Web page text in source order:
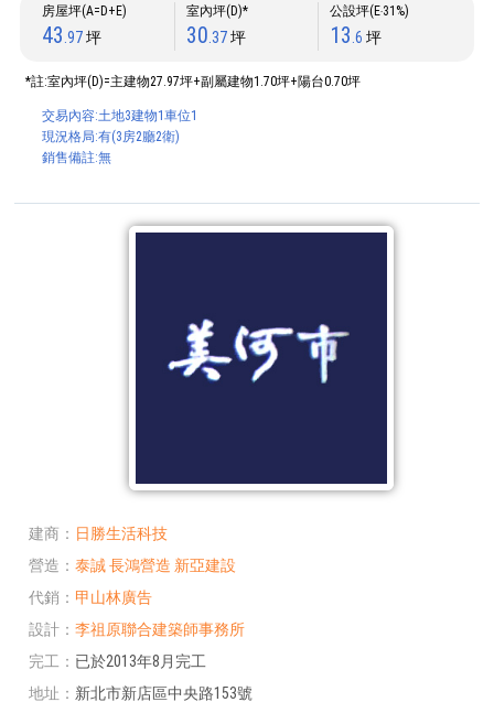
建商
日勝生活科技
營造
泰誠長鴻營造 新亞建設
代銷
甲山林廣告
設計
李祖原聯合建築師事務所
完工
已於2013年8月完工
地址
新北市新店區中央路153號
房屋坪(A=D+E)
43 .97坪
室內坪(D)*
30 .37坪
公設坪(E‧31%)
13 .6 坪
*註:室內坪(D)=主建物27.97坪+副屬建物1.70坪+陽台0.70坪
交易內容:土地3建物1車位1
現況格局:有(3房2廳2衛)
銷售備註:無